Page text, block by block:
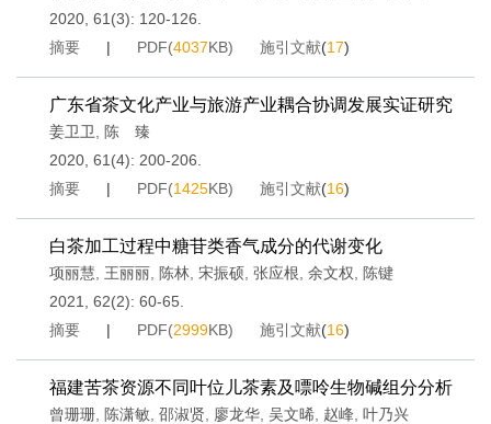
2020, 61(3): 120-126.
摘要
| PDF(4037KB) 施引文献(17)
广东省茶文化产业与旅游产业耦合协调发展实证研究
姜卫卫
陈 臻
2020, 61(4): 200-206.
摘要
| PDF(1425KB) 施引文献(16)
白茶加工过程中糖苷类香气成分的代谢变化
项丽慧 王丽丽 陈林 宋振硕 张应根 余文权
陈键
2021, 62(2): 60-65.
摘要
| PDF(2999KB) 施引文献(16)
福建苦茶资源不同叶位儿茶素及嘌呤生物碱组分分析
曾珊珊 陈潇敏 邵淑贤 廖龙华 吴文晞 赵峰 叶乃兴